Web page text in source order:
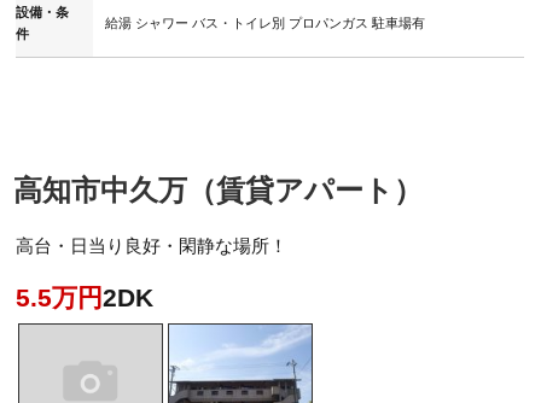
設備・条
件
給湯 シャワー バス・トイレ別 プロパンガス 駐車場有
高知市中久万（賃貸アパート）
高台・日当り良好・閑静な場所！
5.5万円 2DK